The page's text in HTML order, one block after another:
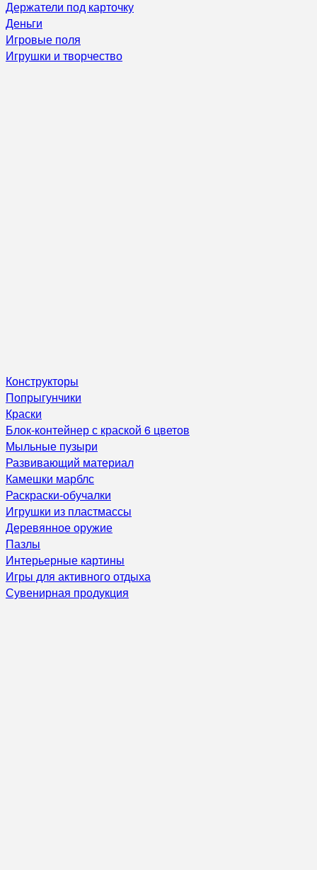
Держатели под карточку
Деньги
Игровые поля
Игрушки и творчество
Конструкторы
Попрыгунчики
Краски
Блок-контейнер с краской 6 цветов
Мыльные пузыри
Развивающий материал
Камешки марблс
Раскраски-обучалки
Игрушки из пластмассы
Деревянное оружие
Пазлы
Интерьерные картины
Игры для активного отдыха
Сувенирная продукция